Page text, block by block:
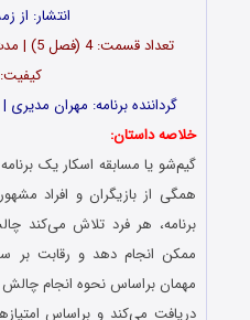
انتشار: از
تعداد
گرداننده برنامه: مهران
خلاصه داستان:
گیم‌شو یا مسابقه اسکار یک
همگی از بازیگران و افراد
برنامه، هر فرد تلاش می‌کند
ممکن انجام دهد و رقابت بر
مهمان براساس نحوه انجام چالش
دریافت می‌کند و براساس